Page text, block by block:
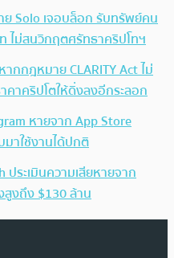
Solo เจอบล็อก รับทรัพย์คน
ไม่สนวิกฤตศรัทธาคริปโทฯ
กกฎหมาย CLARITY Act ไม่
าคริปโตให้ดิ่งลงอีกระลอก
หายจาก App Store
าใช้งานได้ปกติ
ประเมินความเสียหายจาก
งถึง $130 ล้าน